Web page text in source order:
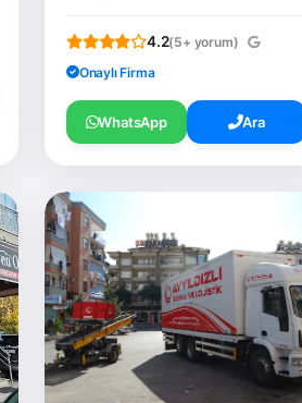
4.2(5+ yorum)
Onaylı Firma
WhatsApp Ara